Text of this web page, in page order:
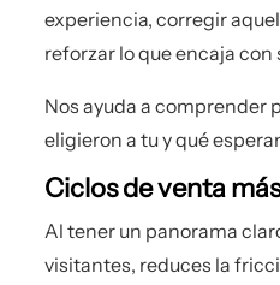
experiencia, corregir
reforzar lo que encaja
Nos ayuda a comprender
eligieron a tu y qué
Ciclos de venta
Al tener un panorama
visitantes, reduces la